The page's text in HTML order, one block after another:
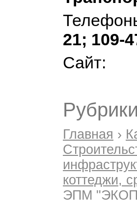
21; 109-
Сайт:
Главная ›
коттеджи,
ЭПМ